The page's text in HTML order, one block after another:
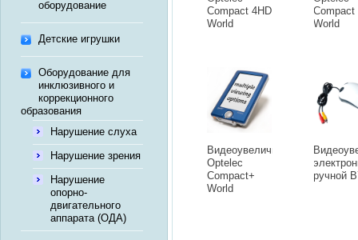
оборудование
Детские игрушки
Оборудование для
инклюзивного и
коррекционного
образования
Нарушение слуха
Нарушение зрения
Нарушение
опорно-
двигательного
аппарата (ОДА)
Compact 4HD
World
Compact
World
Видеоувеличитель
Optelec
Compact+
World
ручной